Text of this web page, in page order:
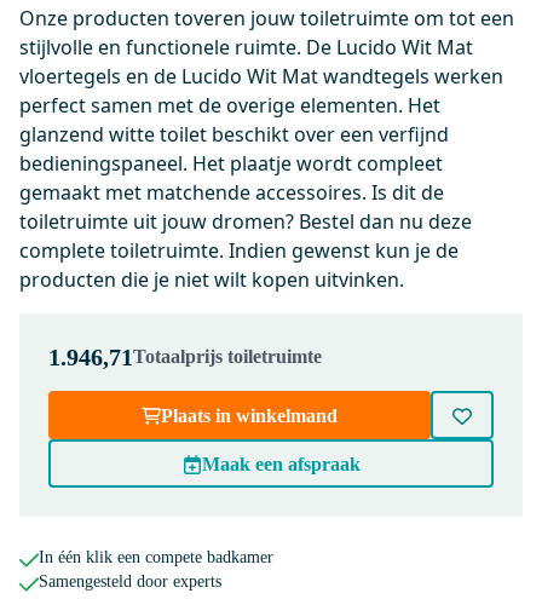
500.0230
Wc-bril verdund Glanzend wit
incl. Softclose en Quick release
Dinsdag in huis
0,-
911013790
Geberit Bedieningspaneel Toilet
| Sigma 50 Wit Koper
0,-
150-1203KP
Radius WC Borstel | Koper |
0,-
Onze producten toveren jouw toiletruimte om tot een
stijlvolle en functionele ruimte. De Lucido Wit Mat
vloertegels en de Lucido Wit Mat wandtegels werken
perfect samen met de overige elementen. Het
glanzend witte toilet beschikt over een verfijnd
bedieningspaneel. Het plaatje wordt compleet
gemaakt met matchende accessoires. Is dit de
toiletruimte uit jouw dromen? Bestel dan nu deze
complete toiletruimte. Indien gewenst kun je de
producten die je niet wilt kopen uitvinken.
1.946,71Totaalprijs toiletruimte
Plaats in winkelmand
Maak een afspraak
In één klik een compete badkamer
Samengesteld door experts